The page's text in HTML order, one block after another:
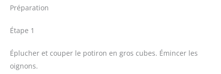
Préparation
Étape 1
Éplucher et couper le potiron en gros cubes. Émincer les
oignons.